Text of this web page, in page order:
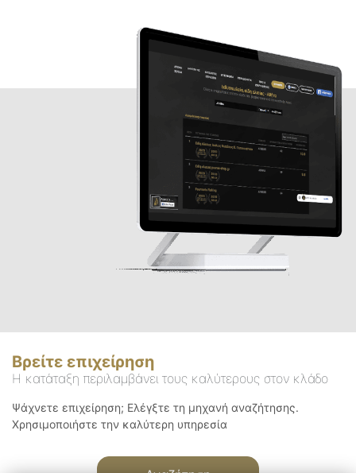
Βρείτε επιχείρηση
Η κατάταξη περιλαμβάνει τους καλύτερους στον κλάδο
Ψάχνετε επιχείρηση; Ελέγξτε τη μηχανή αναζήτησης.
Χρησιμοποιήστε την καλύτερη υπηρεσία